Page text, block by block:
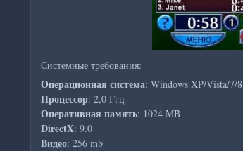
Системные требования:
Операционная система: Windows XP/Vista/7/8
Процессор: 2,0 Ггц
Оперативная память: 1024 MB
DirectX: 9.0
Видео: 256 mb